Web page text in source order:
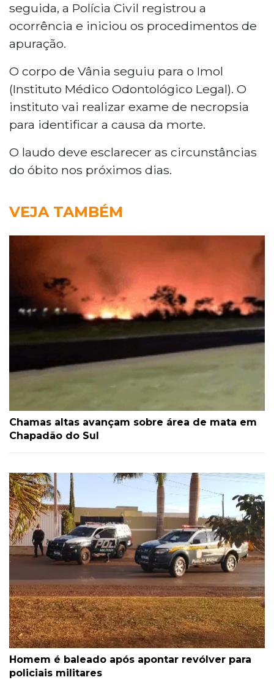
da morte nos próximos dias.
seguida, a Polícia Civil registrou a
ocorrência e iniciou os procedimentos de
apuração.
O corpo de Vânia seguiu para o Imol
(Instituto Médico Odontológico Legal). O
instituto vai realizar exame de necropsia
para identificar a causa da morte.
O laudo deve esclarecer as circunstâncias
do óbito nos próximos dias.
VEJA TAMBÉM
Chamas altas avançam sobre área de mata em
Chapadão do Sul
Homem é baleado após apontar revólver para
policiais militares